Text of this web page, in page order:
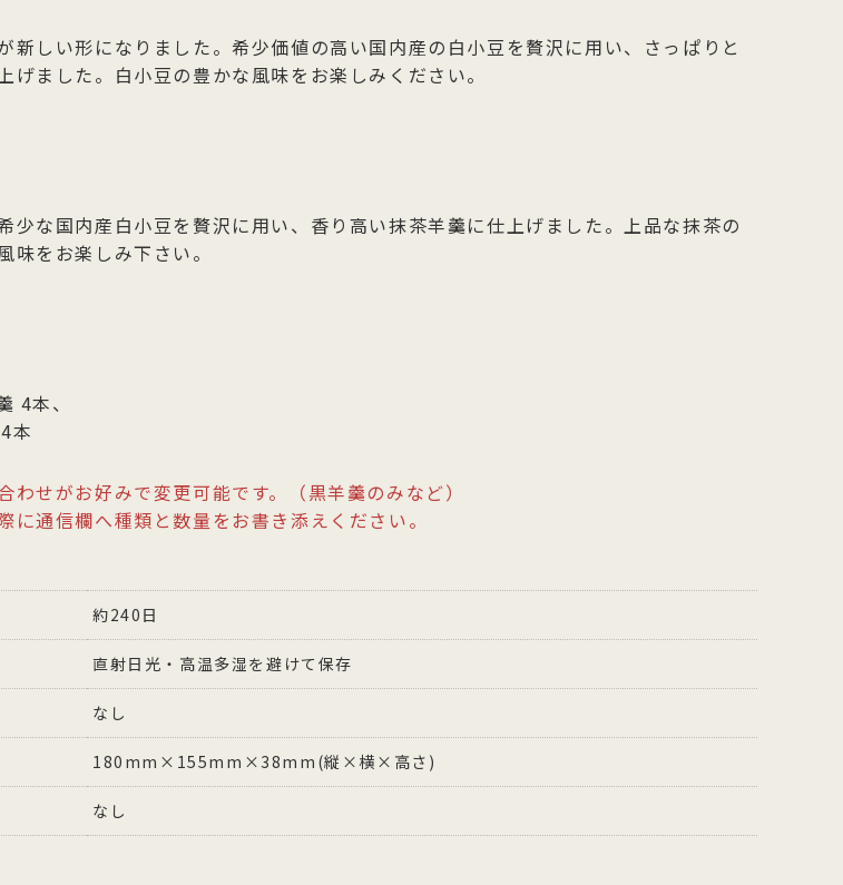
新しい形になりました。希少価値の高い国内産の白小豆を贅沢に用い、さっぱりと
げました。白小豆の豊かな風味をお楽しみください。
少な国内産白小豆を贅沢に用い、香り高い抹茶羊羹に仕上げました。上品な抹茶の
味をお楽しみ下さい。
4本、
本
わせがお好みで変更可能です。（黒羊羹のみなど）
に通信欄へ種類と数量をお書き添えください。
約240日
直射日光・高温多湿を避けて保存
なし
180mm×155mm×38mm(縦×横×高さ)
なし